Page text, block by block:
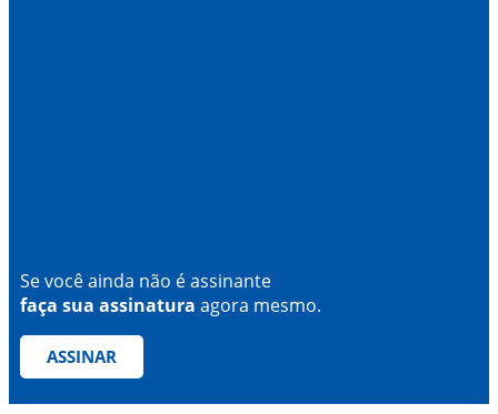
Se você ainda não é assinante
faça sua assinatura agora mesmo.
ASSINAR